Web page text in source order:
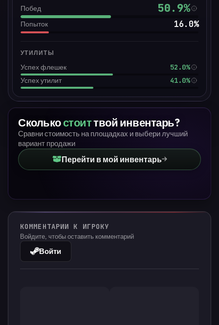
Побед 50.9%
Попыток 16.0%
УТИЛИТЫ
Успех флешек
52.0%
Успех утилит
41.0%
Сколькостоиттвой инвентарь?
Сравни стоимость на площадках и выбери лучший
вариант продажи
Перейти в мой инвентарь
КОММЕНТАРИИ К ИГРОКУ
Войдите, чтобы оставить комментарий
Войти